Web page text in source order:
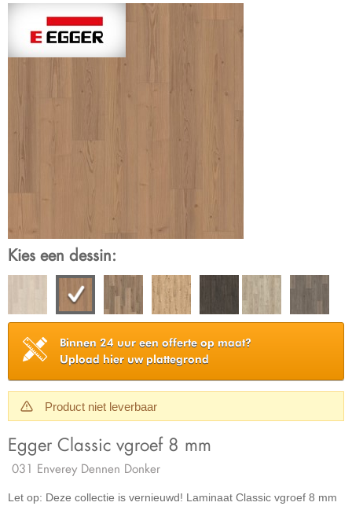
Kies een dessin:
Binnen 24 uur een offerte op maat?
Upload hier uw plattegrond
Product niet leverbaar
Egger Classic vgroef 8 mm
031 Enverey Dennen Donker
Let op: Deze collectie is vernieuwd! Laminaat Classic vgroef 8 mm